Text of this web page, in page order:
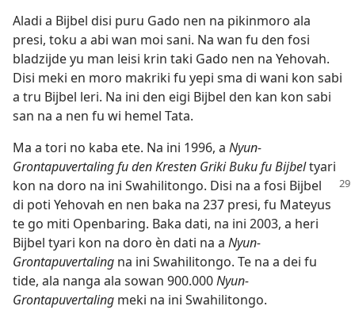
Aladi a Bijbel disi puru Gado nen na pikinmoro ala
presi, toku a abi wan moi sani. Na wan fu den fosi
bladzijde yu man leisi krin taki Gado nen na Yehovah.
Disi meki en moro makriki fu yepi sma di wani kon sabi
a tru Bijbel leri. Na ini den eigi Bijbel den kan kon sabi
san na a nen fu wi hemel Tata.
Ma a tori no kaba ete. Na ini 1996, a Nyun-
Grontapuvertaling fu den Kresten Griki Buku fu Bijbeltyari
kon na doro na ini Swahilitongo. Disi na a fosi Bijbel
di poti Yehovah en nen baka na 237 presi, fu Mateyus
te go miti Openbaring. Baka dati, na ini 2003, a heri
Bijbel tyari kon na doro èn dati na a Nyun-
Grontapuvertaling na ini Swahilitongo. Te na a dei fu
tide, ala nanga ala sowan 900.000Nyun-
Grontapuvertaling meki na ini Swahilitongo.